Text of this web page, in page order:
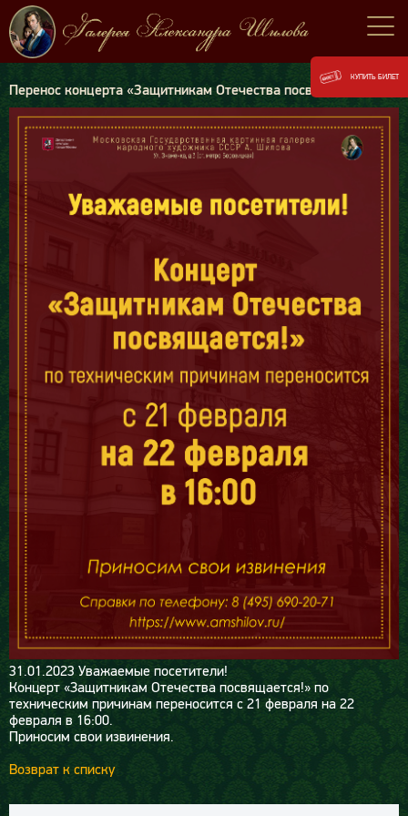
Перенос концерта «Защитникам Отечества посвящается!»
31.01.2023 Уважаемые посетители!
Концерт «Защитникам Отечества посвящается!» по
техническим причинам переносится с 21 февраля на 22
февраля в 16:00.
Приносим свои извинения.
Возврат к списку
КУПИТЬ БИЛЕТ